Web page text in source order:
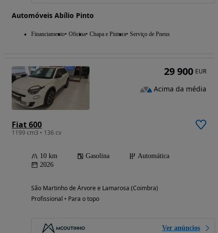
Automóveis Abílio Pinto
Financiamento Oficina Chapa e Pintura Serviço de Pneus
Fiat 600
1199 cm3 • 136 cv
10 km Gasolina
Automática
2026
São Martinho de Árvore e Lamarosa (Coimbra)
Profissional • Para o topo
Ver anúncios
29 900 EUR
Acima da média